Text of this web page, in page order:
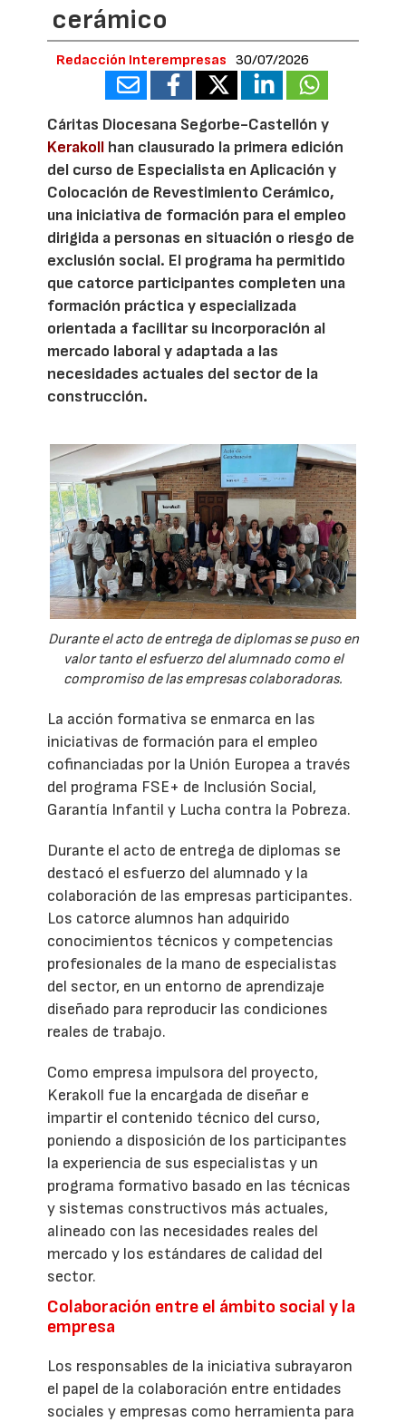
cerámico
Redacción Interempresas 30/07/2026
Cáritas Diocesana Segorbe-Castellón y
Kerakoll han clausurado la primera edición
del curso de Especialista en Aplicación y
Colocación de Revestimiento Cerámico,
una iniciativa de formación para el empleo
dirigida a personas en situación o riesgo de
exclusión social. El programa ha permitido
que catorce participantes completen una
formación práctica y especializada
orientada a facilitar su incorporación al
mercado laboral y adaptada a las
necesidades actuales del sector de la
construcción.
Durante el acto de entrega de diplomas se puso en
valor tanto el esfuerzo del alumnado como el
compromiso de las empresas colaboradoras.
La acción formativa se enmarca en las
iniciativas de formación para el empleo
cofinanciadas por la Unión Europea a través
del programa FSE+ de Inclusión Social,
Garantía Infantil y Lucha contra la Pobreza.
Durante el acto de entrega de diplomas se
destacó el esfuerzo del alumnado y la
colaboración de las empresas participantes.
Los catorce alumnos han adquirido
conocimientos técnicos y competencias
profesionales de la mano de especialistas
del sector, en un entorno de aprendizaje
diseñado para reproducir las condiciones
reales de trabajo.
Como empresa impulsora del proyecto,
Kerakoll fue la encargada de diseñar e
impartir el contenido técnico del curso,
poniendo a disposición de los participantes
la experiencia de sus especialistas y un
programa formativo basado en las técnicas
y sistemas constructivos más actuales,
alineado con las necesidades reales del
mercado y los estándares de calidad del
sector.
Colaboración entre el ámbito social y la
empresa
Los responsables de la iniciativa subrayaron
el papel de la colaboración entre entidades
sociales y empresas como herramienta para